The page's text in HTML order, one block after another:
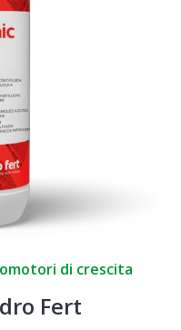
di crescita
Fert